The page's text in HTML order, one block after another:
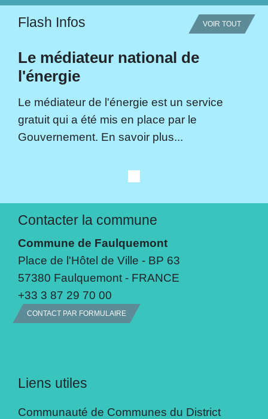
Flash Infos VOIR TOUT
Le médiateur national de
l'énergie
Le médiateur de l'énergie est un service
gratuit qui a été mis en place par le
Gouvernement. En savoir plus...
Contacter la commune
Commune de Faulquemont
Place de l'Hôtel de Ville - BP 63
57380 Faulquemont - FRANCE
+33 3 87 29 70 00
CONTACT PAR FORMULAIRE
Liens utiles
Communauté de Communes du District